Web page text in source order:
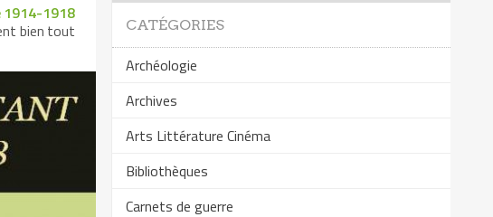
1914-1918
bien tout
CATÉGORIES
Archéologie
Archives
Arts Littérature Cinéma
Bibliothèques
Carnets de guerre